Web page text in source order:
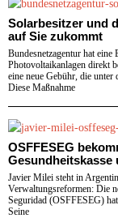
Solarbesitzer und
auf Sie zukommt
Bundesnetzagentur hat eine
Photovoltaikanlagen direkt
eine neue Gebühr, die
Diese Maßnahme
OSFFESEG
Gesundheitskasse
Javier Milei steht in
Verwaltungsreformen: Die
Seguridad (OSFFESEG)
Seine